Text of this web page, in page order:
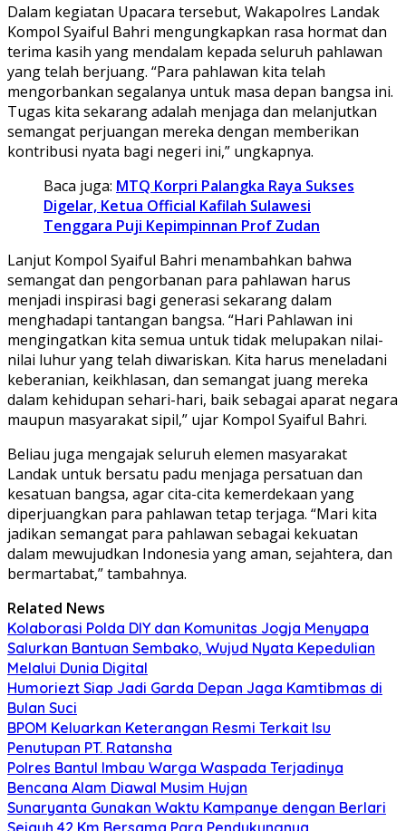
Dalam kegiatan Upacara tersebut, Wakapolres Landak
Kompol Syaiful Bahri mengungkapkan rasa hormat dan
terima kasih yang mendalam kepada seluruh pahlawan
yang telah berjuang. “Para pahlawan kita telah
mengorbankan segalanya untuk masa depan bangsa ini.
Tugas kita sekarang adalah menjaga dan melanjutkan
semangat perjuangan mereka dengan memberikan
kontribusi nyata bagi negeri ini,” ungkapnya.
Baca juga: MTQ Korpri Palangka Raya Sukses
Digelar, Ketua Official Kafilah Sulawesi
Tenggara Puji Kepimpinnan Prof Zudan
Lanjut Kompol Syaiful Bahri menambahkan bahwa
semangat dan pengorbanan para pahlawan harus
menjadi inspirasi bagi generasi sekarang dalam
menghadapi tantangan bangsa. “Hari Pahlawan ini
mengingatkan kita semua untuk tidak melupakan nilai-
nilai luhur yang telah diwariskan. Kita harus meneladani
keberanian, keikhlasan, dan semangat juang mereka
dalam kehidupan sehari-hari, baik sebagai aparat negara
maupun masyarakat sipil,” ujar Kompol Syaiful Bahri.
Beliau juga mengajak seluruh elemen masyarakat
Landak untuk bersatu padu menjaga persatuan dan
kesatuan bangsa, agar cita-cita kemerdekaan yang
diperjuangkan para pahlawan tetap terjaga. “Mari kita
jadikan semangat para pahlawan sebagai kekuatan
dalam mewujudkan Indonesia yang aman, sejahtera, dan
bermartabat,” tambahnya.
Related News
Kolaborasi Polda DIY dan Komunitas Jogja Menyapa
Salurkan Bantuan Sembako, Wujud Nyata Kepedulian
Melalui Dunia Digital
Humoriezt Siap Jadi Garda Depan Jaga Kamtibmas di
Bulan Suci
BPOM Keluarkan Keterangan Resmi Terkait Isu
Penutupan PT. Ratansha
Polres Bantul Imbau Warga Waspada Terjadinya
Bencana Alam Diawal Musim Hujan
Sunaryanta Gunakan Waktu Kampanye dengan Berlari
Sejauh 42 Km Bersama Para Pendukungnya